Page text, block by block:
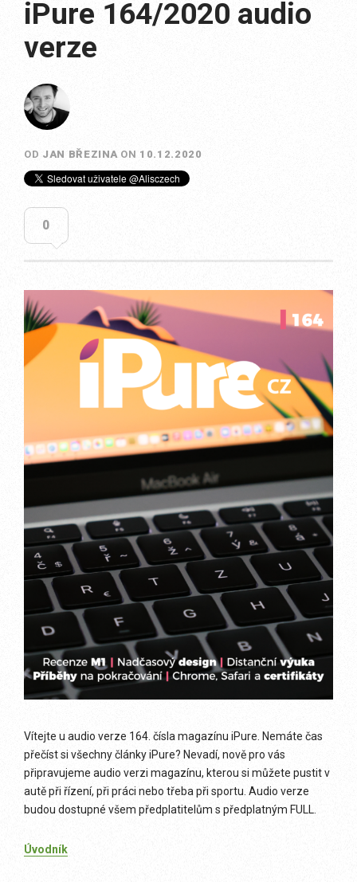
iPure 164/2020 audio
verze
OD JAN BŘEZINA ON 10.12.2020
0
Vítejte u audio verze 164. čísla magazínu iPure. Nemáte čas
přečíst si všechny články iPure? Nevadí, nově pro vás
připravujeme audio verzi magazínu, kterou si můžete pustit v
autě při řízení, při práci nebo třeba při sportu. Audio verze
budou dostupné všem předplatitelům s předplatným FULL.
Úvodník